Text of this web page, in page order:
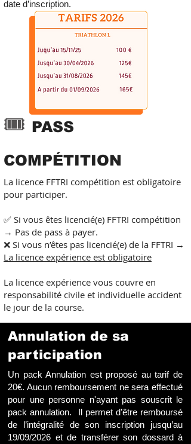
date d’inscription.
🎟PASS
COMPÉTITION
La licence FFTRI compétition est obligatoire
pour participer.
✅ Si vous êtes licencié(e) FFTRI compétition
→ Pas de pass à payer.
❌ Si vous n’êtes pas licencié(e) de la FFTRI →
La licence expérience est obligatoire
La licence expérience vous couvre en
responsabilité civile et individuelle accident
le jour de la course.
Annulation de sa
participation
Un pack Annulation est proposé au tarif de
20€. Aucun remboursement ne sera effectué
pour une personne n'ayant pas souscrit le
pack annulation. Il permet d’être remboursé
de l’intégralité de son inscription jusqu’au
19/09/2026 et de transférer son dossard à